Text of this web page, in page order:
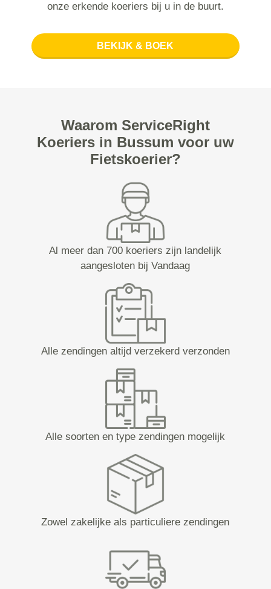
onze erkende koeriers bij u in de buurt.
BEKIJK & BOEK
Waarom ServiceRight
Koeriers in Bussum voor uw
Fietskoerier?
Al meer dan 700 koeriers zijn landelijk
aangesloten bij Vandaag
Alle zendingen altijd verzekerd verzonden
Alle soorten en type zendingen mogelijk
Zowel zakelijke als particuliere zendingen